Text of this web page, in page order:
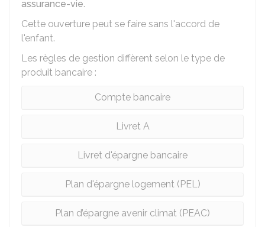
assurance-vie.
Cette ouverture peut se faire sans l'accord de
l'enfant.
Les règles de gestion diffèrent selon le type de
produit bancaire :
Compte bancaire
Livret A
Livret d'épargne bancaire
Plan d'épargne logement (PEL)
Plan d’épargne avenir climat (PEAC)